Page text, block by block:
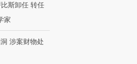
斯卸任 转任
家
涉案财物处